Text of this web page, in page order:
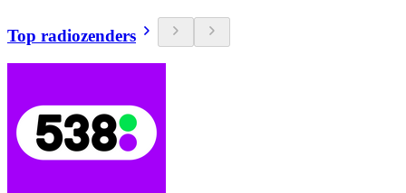
Top radiozenders